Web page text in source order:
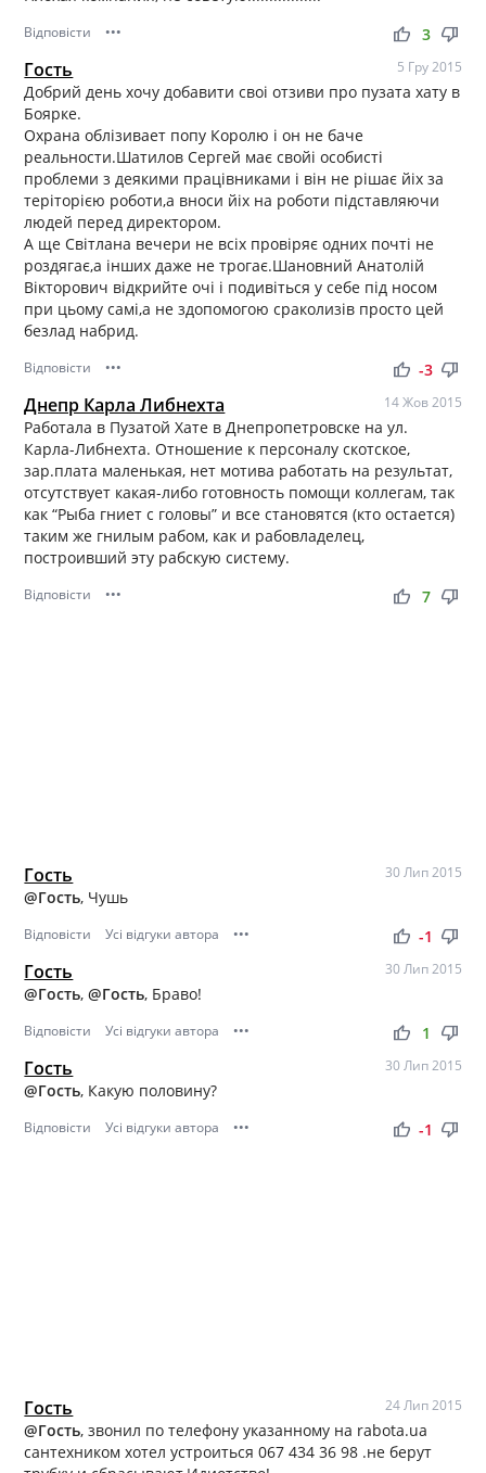
Відповісти ••• thumb_up thumb_down
3
Гость 5 Гру 2015
Добрий день хочу добавити своі отзиви про пузата хату в
Боярке.
Охрана облізивает попу Королю і он не баче
реальности.Шатилов Сергей має свойі особисті
проблеми з деякими працівниками і він не рішає йіх за
теріторією роботи,а вноси йіх на роботи підставляючи
людей перед директором.
А ще Світлана вечери не всіх провіряє одних почті не
роздягає,а інших даже не трогає.Шановний Анатолій
Вікторович відкрийте очі і подивіться у себе під носом
при цьому самі,а не здопомогою сраколизів просто цей
безлад набрид.
Відповісти ••• thumb_up thumb_down
-3
Днепр Карла Либнехта 14 Жов 2015
Работала в Пузатой Хате в Днепропетровске на ул.
Карла-Либнехта. Отношение к персоналу скотское,
зар.плата маленькая, нет мотива работать на результат,
отсутствует какая-либо готовность помощи коллегам, так
как “Рыба гниет с головы” и все становятся (кто остается)
таким же гнилым рабом, как и рабовладелец,
построивший эту рабскую систему.
Відповісти ••• thumb_up thumb_down
7
Гость 30 Лип 2015
@Гость, Чушь
Відповісти Усі відгуки автора ••• thumb_up thumb_down
-1
Гость 30 Лип 2015
@Гость,@Гость, Браво!
Відповісти Усі відгуки автора ••• thumb_up thumb_down
1
Гость 30 Лип 2015
@Гость, Какую половину?
Відповісти Усі відгуки автора ••• thumb_up thumb_down
-1
Гость 24 Лип 2015
@Гость, звонил по телефону указанному на rabota.ua
сантехником хотел устроиться 067 434 36 98 .не берут